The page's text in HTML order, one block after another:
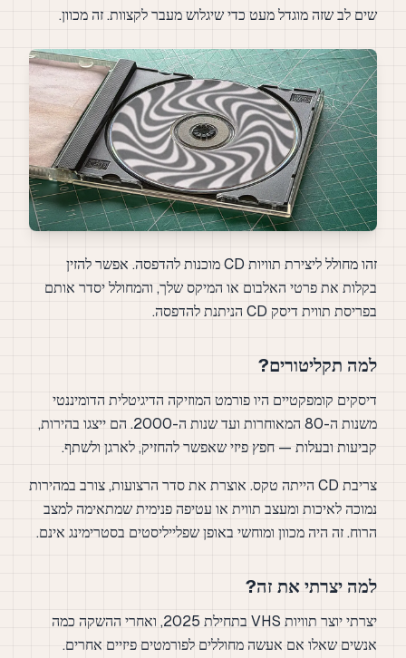
שים לב שזה מוגדל מעט כדי שיגלוש מעבר לקצוות. זה מכוון.
זהו מחולל ליצירת תוויות CD מוכנות להדפסה. אפשר להזין
בקלות את פרטי האלבום או המיקס שלך, והמחולל יסדר אותם
בפריסת תווית דיסק CD הניתנת להדפסה.
למה תקליטורים?
דיסקים קומפקטיים היו פורמט המוזיקה הדיגיטלית הדומיננטי
משנות ה-80 המאוחרות ועד שנות ה-2000. הם ייצגו בהירות,
קביעות ובעלות — חפץ פיזי שאפשר להחזיק, לארגן ולשתף.
צריבת CD הייתה טקס. אוצרת את סדר הרצועות, צורב במהירות
נמוכה לאיכות ומעצב תווית או עטיפה פנימית שמתאימה למצב
הרוח. זה היה מכוון ומוחשי באופן שפלייליסטים בסטרימינג אינם.
למה יצרתי את זה?
יצרתי יוצר תוויות VHS בתחילת 2025, ואחרי ההשקה כמה
אנשים שאלו אם אעשה מחוללים לפורמטים פיזיים אחרים.